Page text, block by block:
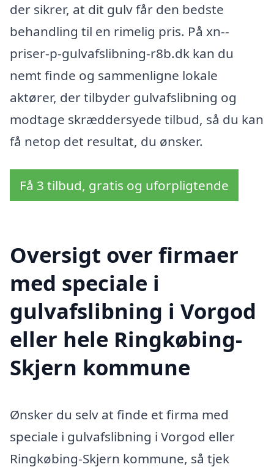
der sikrer, at dit gulv får den bedste
behandling til en rimelig pris. På xn--
priser-p-gulvafslibning-r8b.dk kan du
nemt finde og sammenligne lokale
aktører, der tilbyder gulvafslibning og
modtage skræddersyede tilbud, så du kan
få netop det resultat, du ønsker.
Få 3 tilbud, gratis og uforpligtende
Oversigt over firmaer
med speciale i
gulvafslibning i Vorgod
eller hele Ringkøbing-
Skjern kommune
Ønsker du selv at finde et firma med
speciale i gulvafslibning i Vorgod eller
Ringkøbing-Skjern kommune, så tjek